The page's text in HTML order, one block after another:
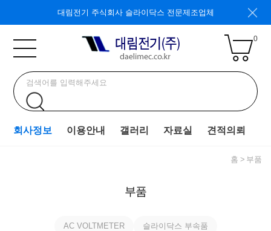
대림전기 주식회사 슬라이닥스 전문제조업체
0
회사정보 이용안내 갤러리 자료실 견적의뢰
홈 부품
부품
AC VOLTMETER 슬라이닥스 부속품